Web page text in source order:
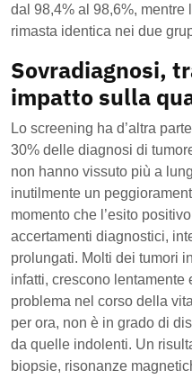
dal 98,4% al 98,6%, mentre
rimasta identica nei due
Sovradiagnosi,
impatto sulla
Lo screening ha d’altra
30% delle diagnosi di
non hanno vissuto più a
inutilmente un
momento che l’esito
accertamenti diagnostici,
prolungati. Molti dei tumori
infatti, crescono lentamente
problema nel corso della
per ora, non è in grado di
da quelle indolenti. Un
biopsie, risonanze